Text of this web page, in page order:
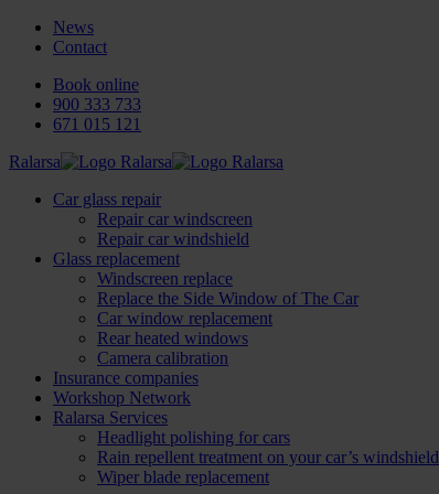
News
Contact
Book online
900 333 733
671 015 121
Ralarsa
Car glass repair
Repair car windscreen
Repair car windshield
Glass replacement
Windscreen replace
Replace the Side Window of The Car
Car window replacement
Rear heated windows
Camera calibration
Insurance companies
Workshop Network
Ralarsa Services
Headlight polishing for cars
Rain repellent treatment on your car’s windshield
Wiper blade replacement